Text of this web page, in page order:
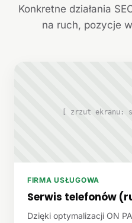
Konkretne działania
na ruch, pozycje
[ zrzut ekranu:
FIRMA USŁUGOWA
Serwis telefonów
Dzięki optymalizacji ON